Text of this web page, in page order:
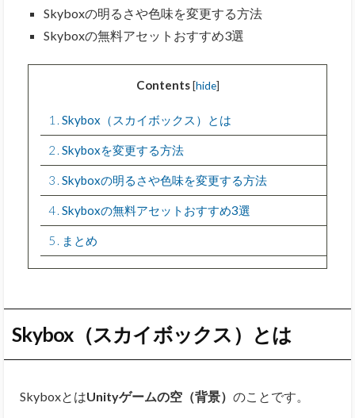
Skyboxの明るさや色味を変更する方法
Skyboxの無料アセットおすすめ3選
Contents [hide]
1 Skybox（スカイボックス）とは
2 Skyboxを変更する方法
3 Skyboxの明るさや色味を変更する方法
4 Skyboxの無料アセットおすすめ3選
5 まとめ
Skybox（スカイボックス）とは
SkyboxとはUnityゲームの空（背景） のことです。